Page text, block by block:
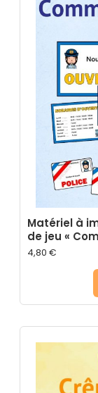
Matériel à
de jeu «
4,80 €